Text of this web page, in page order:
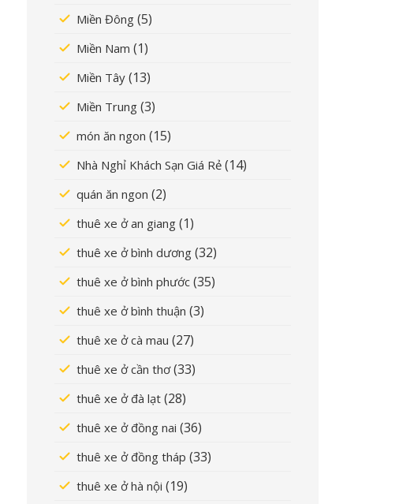
Miền Đông (5)
Miền Nam (1)
Miền Tây (13)
Miền Trung (3)
món ăn ngon (15)
Nhà Nghỉ Khách Sạn Giá Rẻ (14)
quán ăn ngon (2)
thuê xe ở an giang (1)
thuê xe ở bình dương (32)
thuê xe ở bình phước (35)
thuê xe ở bình thuận (3)
thuê xe ở cà mau (27)
thuê xe ở cần thơ(33)
thuê xe ở đà lạt (28)
thuê xe ở đồng nai (36)
thuê xe ở đồng tháp (33)
thuê xe ở hà nội (19)